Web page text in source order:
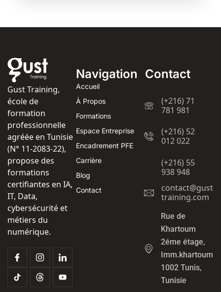
Gust Training,
école de
formation
professionnelle
agréée en Tunisie
(N° 11-2083-22),
propose des
formations
certifiantes en IA,
IT, Data,
cybersécurité et
métiers du
numérique.
Navigation
Accueil
À Propos
Formations
Espace Entreprise
Encadrement PFE
Carrière
Blog
Contact
Contact
(+216) 71
781 981
(+216) 52
012 022
(+216) 55
938 948
contact@gust-
training.com
Rue de
Khartoum
2éme étage,
Imm.khartoum
1002 Tunis,
Tunisie